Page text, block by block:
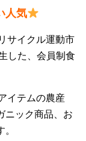
人気
サイクル運動市
した、会員制食
イテムの農産
ニック商品、お